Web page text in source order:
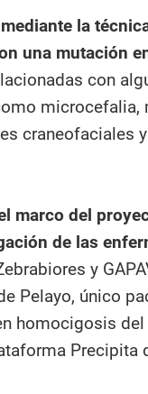
mediante la
una mutación
con
microcefalia,
craneofaciales
marco del
de las
y
Pelayo, único
homocigosis del
Precipita